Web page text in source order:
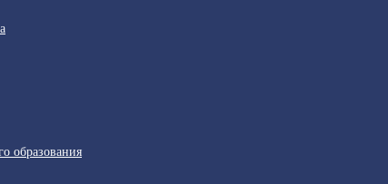
образования